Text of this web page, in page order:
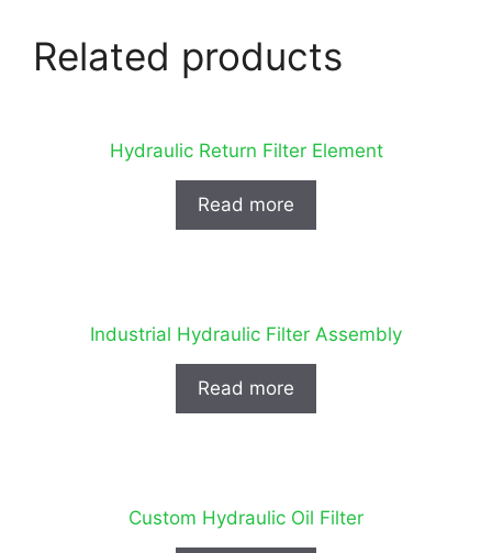
Related products
Hydraulic Return Filter Element
Read more
Industrial Hydraulic Filter Assembly
Read more
Custom Hydraulic Oil Filter